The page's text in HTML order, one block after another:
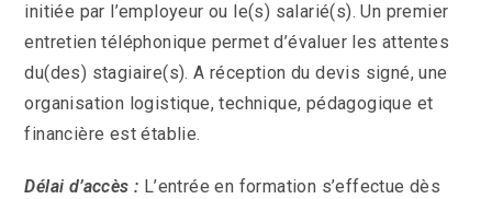
initiée par l’employeur ou le(s) salarié(s). Un premier
entretien téléphonique permet d’évaluer les attentes
du(des) stagiaire(s). A réception du devis signé, une
organisation logistique, technique, pédagogique et
financière est établie.
Délai d’accès : L’entrée en formation s’effectue dès